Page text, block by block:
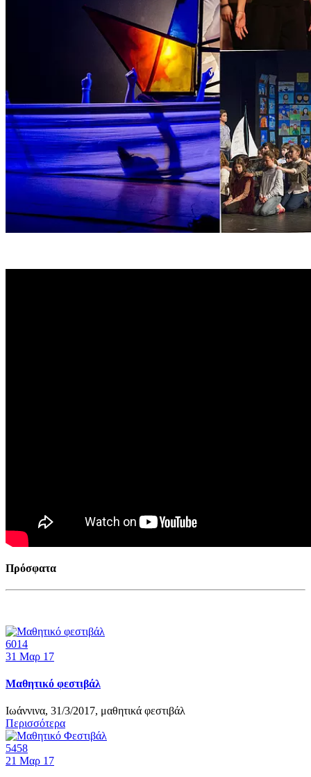
Πρόσφατα
6014
31 Μαρ 17
Μαθητικό φεστιβάλ
Ιωάννινα, 31/3/2017, μαθητικά φεστιβάλ
Περισσότερα
5458
21 Μαρ 17